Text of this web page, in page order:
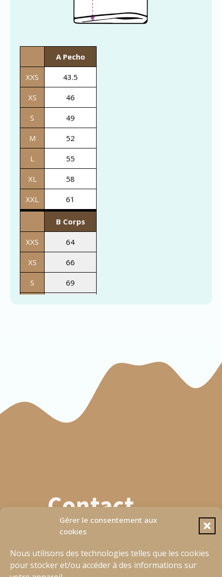
Gérer le consentement aux
cookies
Nous utilisons des technologies telles que les cookies
pour stocker et/ou accéder à des informations sur
A Pecho
XXS 43.5
XS 46
S 49
M 52
L 55
XL 58
XXL 61
B Corps
XXS 64
XS 66
S 69
XXS
22.5
22.5
Contact
628 72 26 91
planetbasque@gmail.com